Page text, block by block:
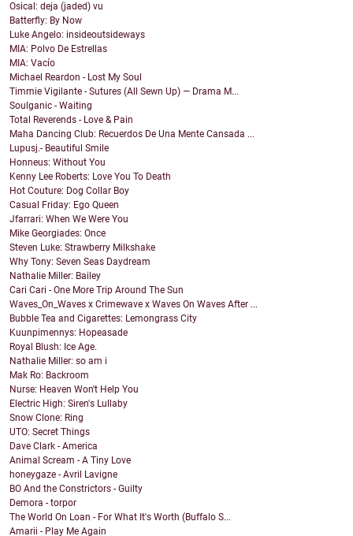
Osical: deja (jaded) vu
Batterfly: By Now
Luke Angelo: insideoutsideways
MIA: Polvo De Estrellas
MIA: Vacío
Michael Reardon - Lost My Soul
Timmie Vigilante - Sutures (All Sewn Up) — Drama M...
Soulganic - Waiting
Total Reverends - Love & Pain
Maha Dancing Club: Recuerdos De Una Mente Cansada ...
Lupusj.- Beautiful Smile
Honneus: Without You
Kenny Lee Roberts: Love You To Death
Hot Couture: Dog Collar Boy
Casual Friday: Ego Queen
Jfarrari: When We Were You
Mike Georgiades: Once
Steven Luke: Strawberry Milkshake
Why Tony: Seven Seas Daydream
Nathalie Miller: Bailey
Cari Cari - One More Trip Around The Sun
Waves_On_Waves x Crimewave x Waves On Waves After ...
Bubble Tea and Cigarettes: Lemongrass City
Kuunpimennys: Hopeasade
Royal Blush: Ice Age.
Nathalie Miller: so am i
Mak Ro: Backroom
Nurse: Heaven Won't Help You
Electric High: Siren's Lullaby
Snow Clone: Ring
UTO: Secret Things
Dave Clark - America
Animal Scream - A Tiny Love
honeygaze - Avril Lavigne
BO And the Constrictors - Guilty
Demora - torpor
The World On Loan - For What It's Worth (Buffalo S...
Amarii - Play Me Again